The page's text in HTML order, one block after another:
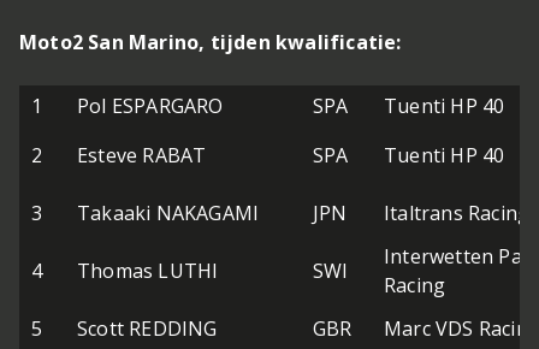
Moto2 San Marino, tijden kwalificatie:
1 Pol ESPARGARO SPA
Tuenti HP 40
2
Esteve RABAT SPA Tuenti HP 40
3 Takaaki NAKAGAMI JPN Italtrans Racing
4 Thomas LUTHI SWI
Interwetten
Racing
5
Scott REDDING GBR Marc VDS